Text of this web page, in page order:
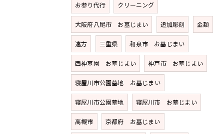
お参り代行 クリーニング
大阪府八尾市 お墓じまい 追加彫刻 金額
遠方 三重県 和泉市 お墓じまい
西神墓園 お墓じまい 神戸市 お墓じまい
寝屋川市公園墓地 お墓じまい
寝屋川市公園墓地 寝屋川市 お墓じまい
高槻市 京都府 お墓じまい